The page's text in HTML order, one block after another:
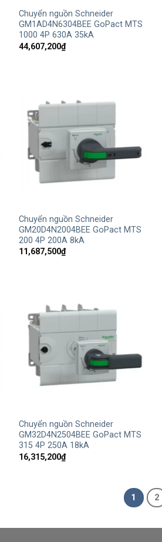
Chuyển nguồn Schneider
GM1AD4N6304BEE GoPact MTS
1000 4P 630A 35kA
44,607,200₫
Chuyển nguồn Schneider
GM20D4N2004BEE GoPact MTS
200 4P 200A 8kA
11,687,500₫
Chuyển nguồn Schneider
GM32D4N2504BEE GoPact MTS
315 4P 250A 18kA
16,315,200₫
1 2